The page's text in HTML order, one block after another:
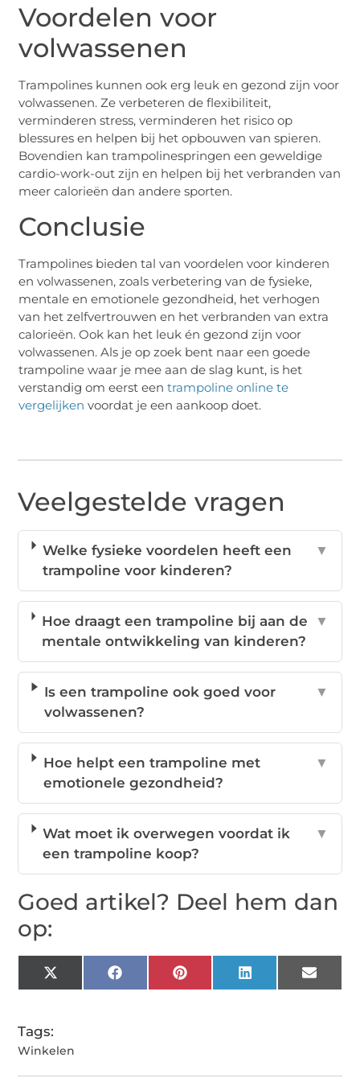
Voordelen voor
volwassenen
Trampolines kunnen ook erg leuk en gezond zijn voor
volwassenen. Ze verbeteren de flexibiliteit,
verminderen stress, verminderen het risico op
blessures en helpen bij het opbouwen van spieren.
Bovendien kan trampolinespringen een geweldige
cardio-work-out zijn en helpen bij het verbranden van
meer calorieën dan andere sporten.
Conclusie
Trampolines bieden tal van voordelen voor kinderen
en volwassenen, zoals verbetering van de fysieke,
mentale en emotionele gezondheid, het verhogen
van het zelfvertrouwen en het verbranden van extra
calorieën. Ook kan het leuk én gezond zijn voor
volwassenen. Als je op zoek bent naar een goede
trampoline waar je mee aan de slag kunt, is het
verstandig om eerst eentrampoline online te
vergelijken voordat je een aankoop doet.
Veelgestelde vragen
Welke fysieke voordelen heeft een
trampoline voor kinderen?
▼
Hoe draagt een trampoline bij aan de
mentale ontwikkeling van kinderen?
▼
Is een trampoline ook goed voor
volwassenen?
▼
Hoe helpt een trampoline met
emotionele gezondheid?
▼
Wat moet ik overwegen voordat ik
een trampoline koop?
▼
Goed artikel? Deel hem dan
op:
X
(Twitter)
FacebookPinterestLinkedIn Email
Tags:
Winkelen